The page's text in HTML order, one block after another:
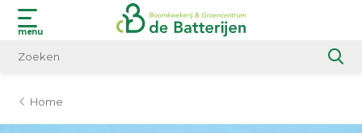
menu
Home